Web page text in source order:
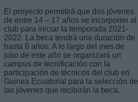
El proyecto permitirá que dos jóvenes
de entre 14 – 17 años se incorporen al
club para iniciar la temporada 2021-
2022. La beca tendrá una duración de
hasta 6 años. A lo largo del mes de
julio de este año se organizará un
campus de tecnificación con la
participación de técnicos del club en
Guinea Ecuatorial para la selección de
las jóvenes que recibirán la beca.